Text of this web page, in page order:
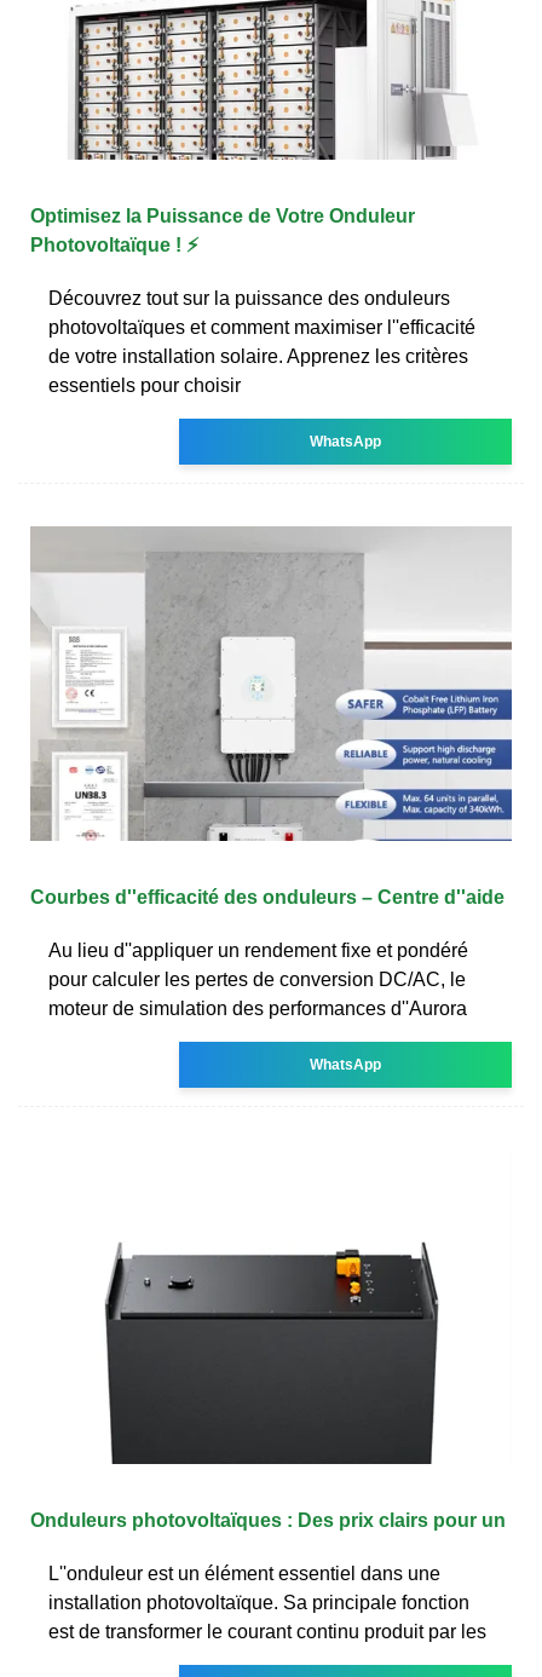
Optimisez la Puissance de Votre Onduleur
Photovoltaïque ! ⚡
Découvrez tout sur la puissance des onduleurs
photovoltaïques et comment maximiser l''efficacité
de votre installation solaire. Apprenez les critères
essentiels pour choisir
WhatsApp
Courbes d''efficacité des onduleurs – Centre d''aide
Au lieu d''appliquer un rendement fixe et pondéré
pour calculer les pertes de conversion DC/AC, le
moteur de simulation des performances d''Aurora
WhatsApp
Onduleurs photovoltaïques : Des prix clairs pour un
L''onduleur est un élément essentiel dans une
installation photovoltaïque. Sa principale fonction
est de transformer le courant continu produit par les